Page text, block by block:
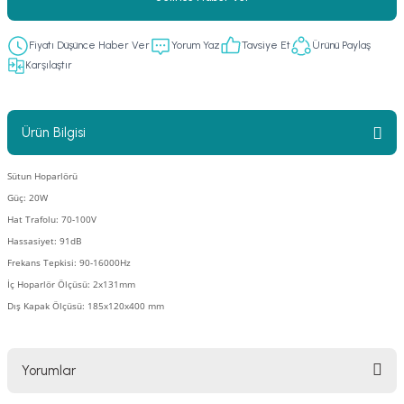
Devre Mebran
Mikrofonları
Sistemleri
Paketleri
Paketleri
Fiyatı Düşünce Haber Ver Yorum Yaz Tavsiye Et
Ürünü Paylaş
Karşılaştır
Ürün Bilgisi
Sütun Hoparlörü
Güç: 20W
Hat Trafolu: 70-100V
Hassasiyet: 91dB
Frekans Tepkisi: 90-16000Hz
İç Hoparlör Ölçüsü: 2x131mm
Dış Kapak Ölçüsü: 185x120x400 mm
Yorumlar